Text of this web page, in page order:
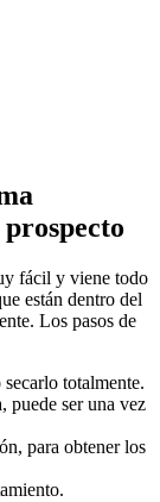
fácil y viene todo
están dentro del
Los pasos de
totalmente.
puede ser una vez
para obtener los